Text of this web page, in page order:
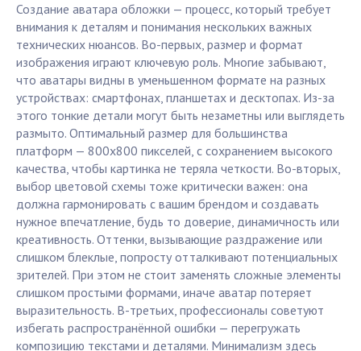
Создание аватара обложки — процесс, который требует
внимания к деталям и понимания нескольких важных
технических нюансов. Во-первых, размер и формат
изображения играют ключевую роль. Многие забывают,
что аватары видны в уменьшенном формате на разных
устройствах: смартфонах, планшетах и десктопах. Из-за
этого тонкие детали могут быть незаметны или выглядеть
размыто. Оптимальный размер для большинства
платформ — 800x800 пикселей, с сохранением высокого
качества, чтобы картинка не теряла четкости. Во-вторых,
выбор цветовой схемы тоже критически важен: она
должна гармонировать с вашим брендом и создавать
нужное впечатление, будь то доверие, динамичность или
креативность. Оттенки, вызывающие раздражение или
слишком блеклые, попросту отталкивают потенциальных
зрителей. При этом не стоит заменять сложные элементы
слишком простыми формами, иначе аватар потеряет
выразительность. В-третьих, профессионалы советуют
избегать распространённой ошибки — перегружать
композицию текстами и деталями. Минимализм здесь